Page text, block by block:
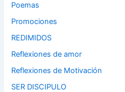
Poemas
Promociones
REDIMIDOS
Reflexiones de amor
Reflexiones de Motivación
SER DISCIPULO